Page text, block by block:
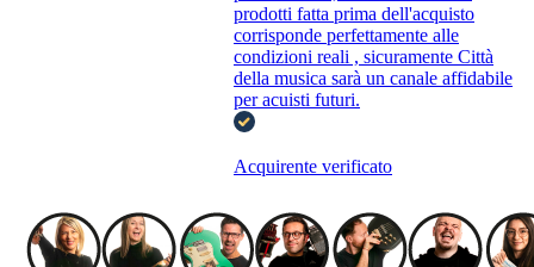
prodotti fatta prima dell'acquisto
corrisponde perfettamente alle
condizioni reali , sicuramente Città
della musica sarà un canale affidabile
per acuisti futuri.
Acquirente verificato